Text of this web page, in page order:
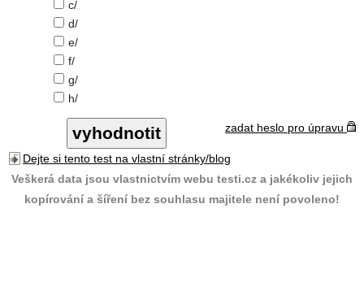
c/
d/
e/
f/
g/
h/
zadat heslo pro úpravu
Dejte si tento test na vlastní stránky/blog
Veškerá data jsou vlastnictvím webu testi.cz a jakékoliv jejich
kopírování a šíření bez souhlasu majitele není povoleno!